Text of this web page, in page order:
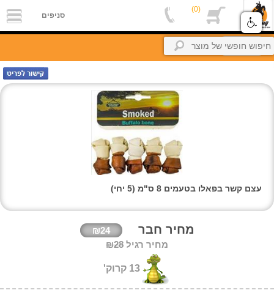
סניפים
אודות
אלפון
(0)
סניפים
חזרה
עצם קשר בפאלו בטעמים 8 ס"מ (5 יחי)
מחיר חבר
₪24
מחיר רגיל ₪28
13 קרוק'